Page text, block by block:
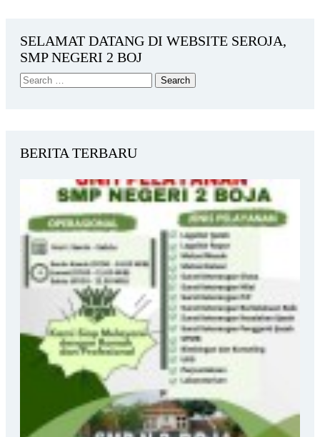
SELAMAT DATANG DI WEBSITE SEROJA,
SMP NEGERI 2 BOJ
BERITA TERBARU